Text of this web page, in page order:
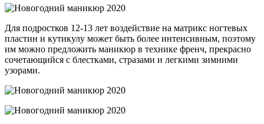
Для подростков 12-13 лет воздействие на матрикс ногтевых
пластин и кутикулу может быть более интенсивным, поэтому
им можно предложить маникюр в технике френч, прекрасно
сочетающийся с блестками, стразами и легкими зимними
узорами.